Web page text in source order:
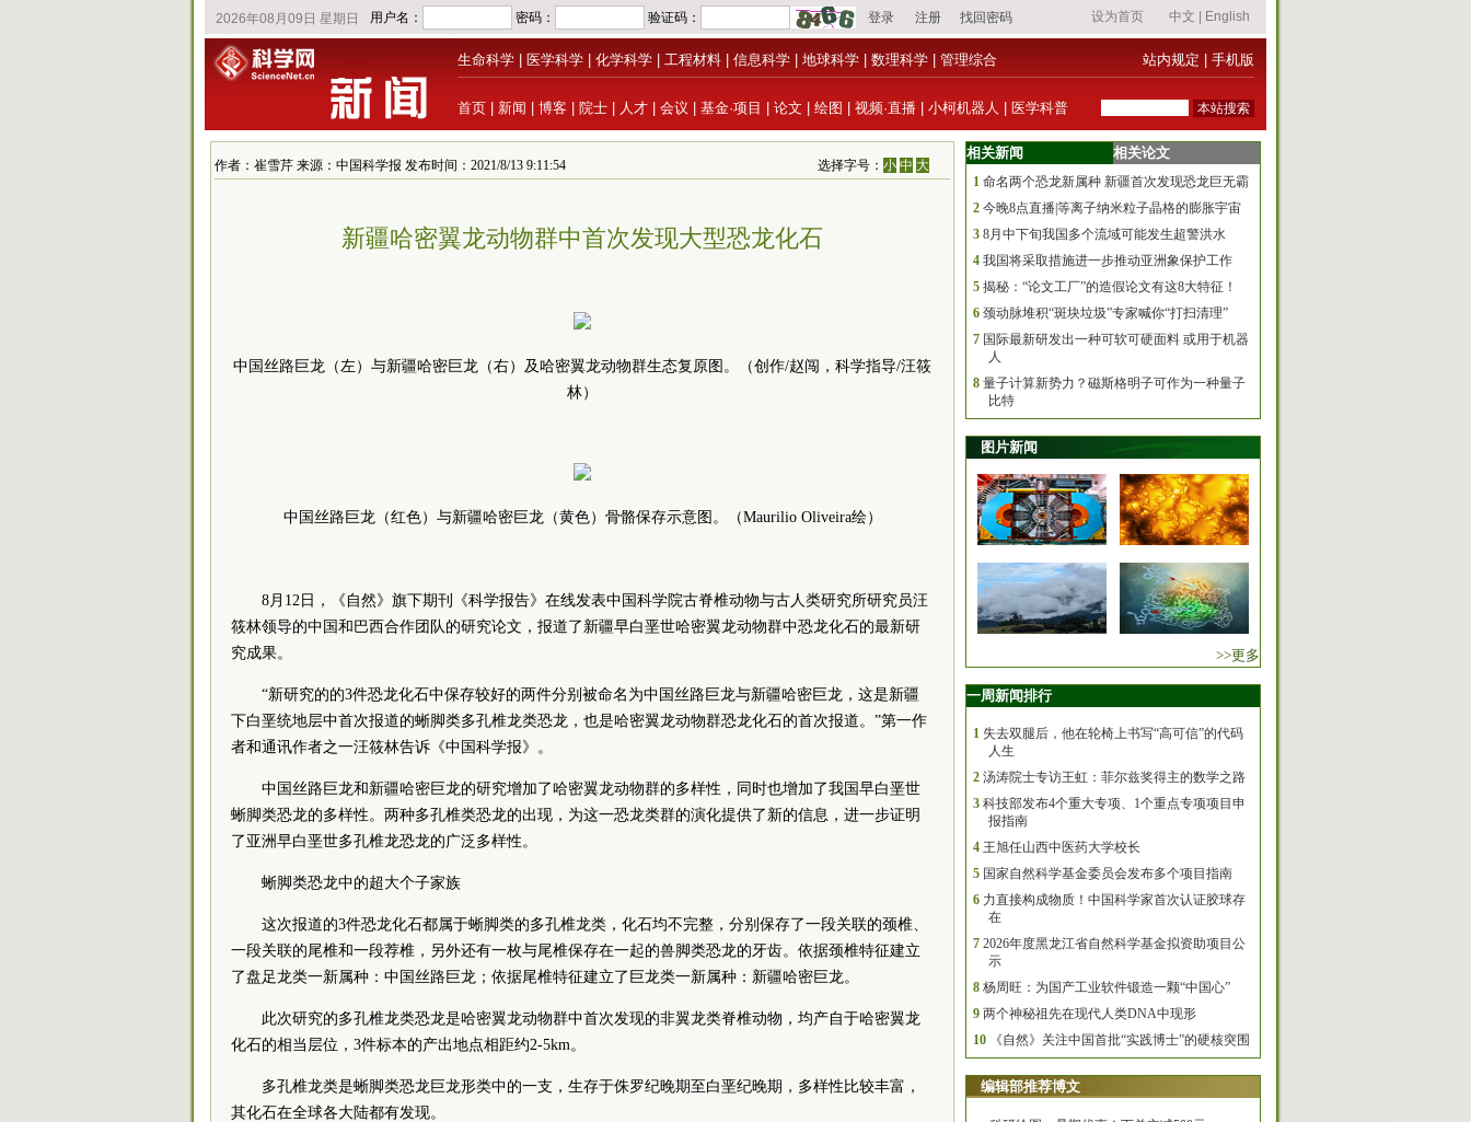
生命科学 医学科学 化学科学 工程材料 信息科学 地球科学 数理科学 管理综合 站内规定 手机版
首页 新闻 博客 院士 人才 会议 基金·项目 论文 绘图 视频·直播 小柯机器人 医学科普
作者：崔雪芹 来源：中国科学报 发布时间：2021/8/13 9:11:54 选择字号：小 中 大
新疆哈密翼龙动物群中首次发现大型恐龙化石
中国丝路巨龙（左）与新疆哈密巨龙（右）及哈密翼龙动物群生态复原图。（创作/赵闯，科学指导/汪筱
林）
中国丝路巨龙（红色）与新疆哈密巨龙（黄色）骨骼保存示意图。（Maurilio Oliveira绘）
8月12日，《自然》旗下期刊《科学报告》在线发表中国科学院古脊椎动物与古人类研究所研究员汪
筱林领导的中国和巴西合作团队的研究论文，报道了新疆早白垩世哈密翼龙动物群中恐龙化石的最新研
究成果。
“新研究的的3件恐龙化石中保存较好的两件分别被命名为中国丝路巨龙与新疆哈密巨龙，这是新疆
下白垩统地层中首次报道的蜥脚类多孔椎龙类恐龙，也是哈密翼龙动物群恐龙化石的首次报道。”第一作
者和通讯作者之一汪筱林告诉《中国科学报》。
中国丝路巨龙和新疆哈密巨龙的研究增加了哈密翼龙动物群的多样性，同时也增加了我国早白垩世
蜥脚类恐龙的多样性。两种多孔椎类恐龙的出现，为这一恐龙类群的演化提供了新的信息，进一步证明
了亚洲早白垩世多孔椎龙恐龙的广泛多样性。
蜥脚类恐龙中的超大个子家族
这次报道的3件恐龙化石都属于蜥脚类的多孔椎龙类，化石均不完整，分别保存了一段关联的颈椎、
一段关联的尾椎和一段荐椎，另外还有一枚与尾椎保存在一起的兽脚类恐龙的牙齿。依据颈椎特征建立
了盘足龙类一新属种：中国丝路巨龙；依据尾椎特征建立了巨龙类一新属种：新疆哈密巨龙。
此次研究的多孔椎龙类恐龙是哈密翼龙动物群中首次发现的非翼龙类脊椎动物，均产自于哈密翼龙
化石的相当层位，3件标本的产出地点相距约2-5km。
多孔椎龙类是蜥脚类恐龙巨龙形类中的一支，生存于侏罗纪晚期至白垩纪晚期，多样性比较丰富，
其化石在全球各大陆都有发现。
相关新闻 相关论文
1 命名两个恐龙新属种 新疆首次发现恐龙巨无霸
2 今晚8点直播|等离子纳米粒子晶格的膨胀宇宙
3 8月中下旬我国多个流域可能发生超警洪水
4 我国将采取措施进一步推动亚洲象保护工作
5 揭秘：“论文工厂”的造假论文有这8大特征！
6 颈动脉堆积“斑块垃圾”专家喊你“打扫清理”
7 国际最新研发出一种可软可硬面料 或用于机器
人
8 量子计算新势力？磁斯格明子可作为一种量子
比特
图片新闻
>>更多
一周新闻排行
1 失去双腿后，他在轮椅上书写“高可信”的代码
人生
2 汤涛院士专访王虹：菲尔兹奖得主的数学之路
3 科技部发布4个重大专项、1个重点专项项目申
报指南
4 王旭任山西中医药大学校长
5 国家自然科学基金委员会发布多个项目指南
6 力直接构成物质！中国科学家首次认证胶球存
在
7 2026年度黑龙江省自然科学基金拟资助项目公
示
8 杨周旺：为国产工业软件锻造一颗“中国心”
9 两个神秘祖先在现代人类DNA中现形
10
《自然》关注中国首批“实践博士”的硬核突围
编辑部推荐博文